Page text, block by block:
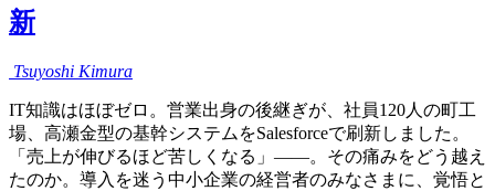
新
Tsuyoshi Kimura
IT知識はほぼゼロ。営業出身の後継ぎが、社員120人の町工
場、高瀬金型の基幹システムをSalesforceで刷新しました。
「売上が伸びるほど苦しくなる」——。その痛みをどう越え
たのか。導入を迷う中小企業の経営者のみなさまに、覚悟と